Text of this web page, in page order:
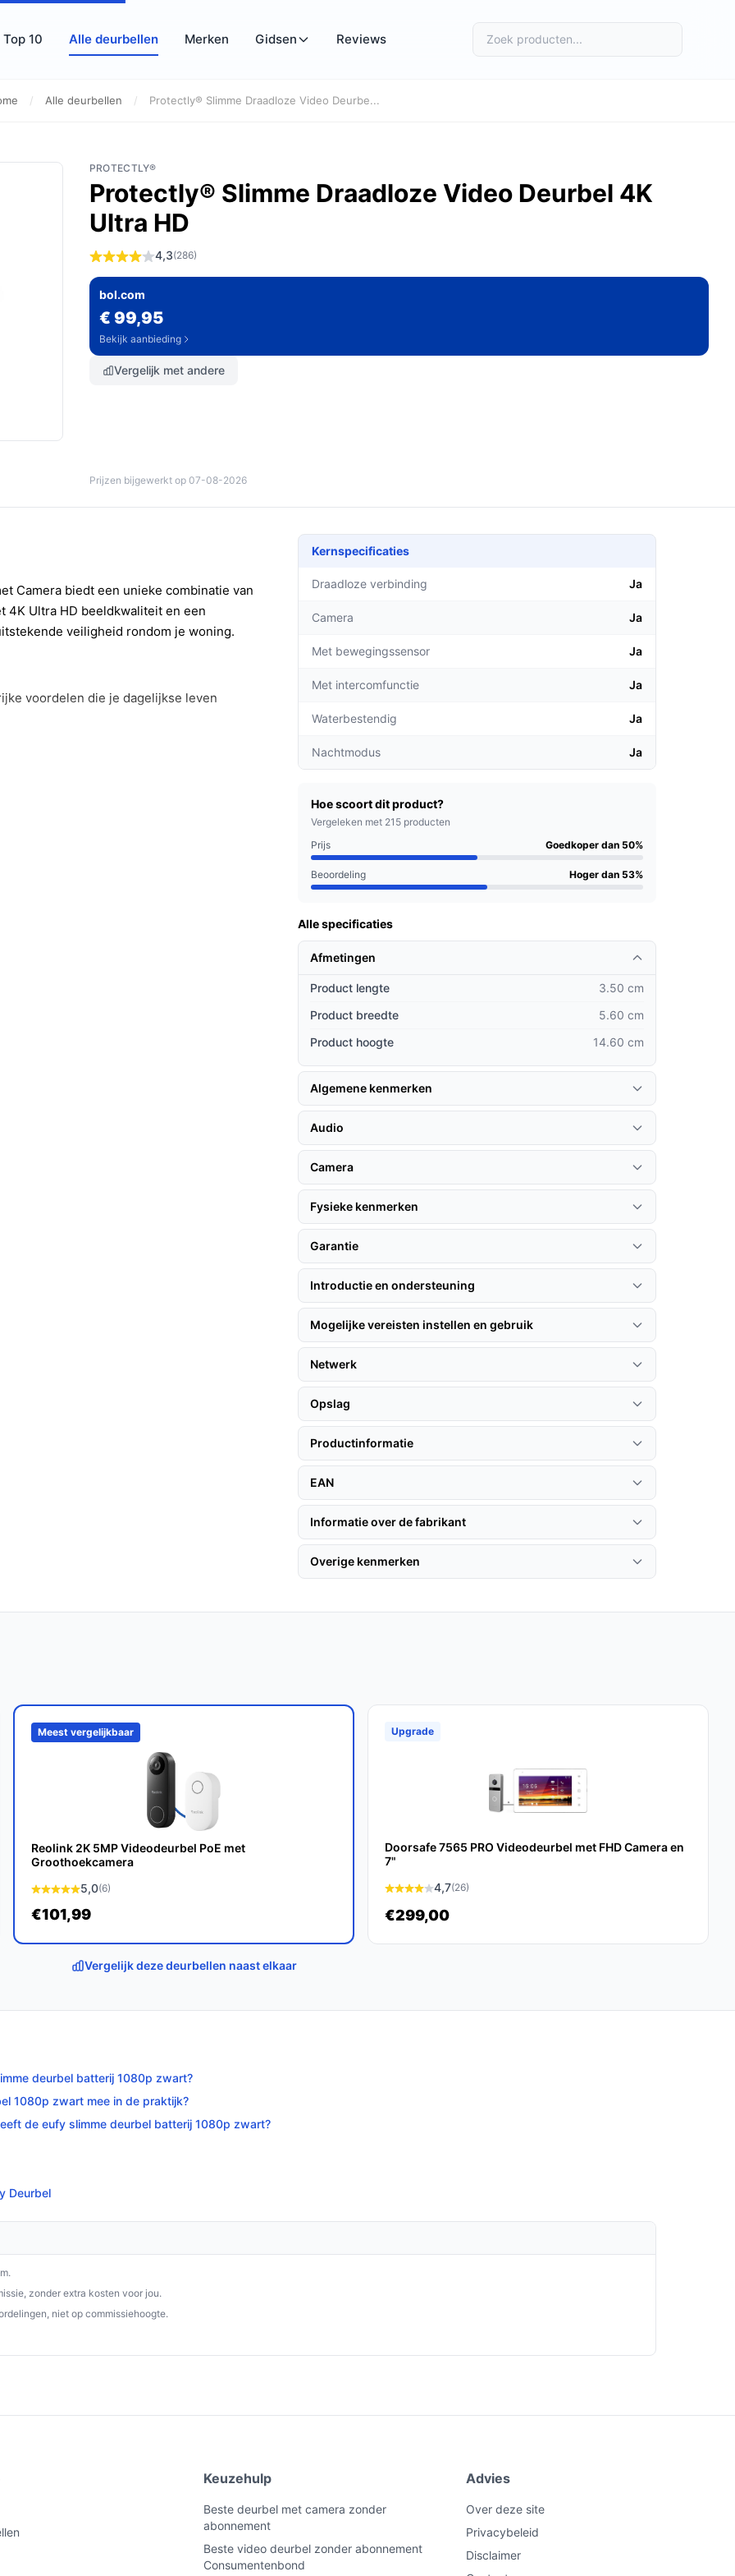
Top 10 Alle deurbellen Merken Gidsen Reviews
/ Alle deurbellen / Protectly® Slimme Draadloze Video Deurbe...
PROTECTLY®
Protectly® Slimme Draadloze Video Deurbel 4K
Ultra HD
4,3(286)
bol.com
€ 99,95
Bekijk aanbieding
Vergelijk met andere
Prijzen bijgewerkt op 07-08-2026
Camera biedt een unieke combinatie van
4K Ultra HD beeldkwaliteit en een
veiligheid rondom je woning.
voordelen die je dagelijkse leven
functionaliteit te waarborgen.
waardoor je het zonder
beeldkwaliteit, geen abonnementskosten
keuze maakt vergeleken met andere
beeldkwaliteit, maar ook handige
alle specificaties en vergelijk prijzen op
past bij jouw behoeften!
Kernspecificaties
Draadloze verbinding Ja
Camera Ja
Met bewegingssensor Ja
Met intercomfunctie Ja
Waterbestendig Ja
Nachtmodus Ja
Hoe scoort dit product?
Vergeleken met 215 producten
Prijs
Goedkoper dan 50%
Beoordeling Hoger dan 53%
Alle specificaties
Afmetingen
Product lengte
3.50 cm
Product breedte
5.60 cm
Product hoogte
14.60 cm
Algemene kenmerken
Audio
Camera
Fysieke kenmerken
Garantie
Introductie en ondersteuning
Mogelijke vereisten instellen en gebruik
Netwerk
Opslag
Productinformatie
EAN
Informatie over de fabrikant
Overige kenmerken
Meest vergelijkbaar
Reolink 2K 5MP Videodeurbel PoE met
Groothoekcamera
5,0(6)
€101,99
Upgrade
Doorsafe 7565 PRO Videodeurbel met FHD Camera en
7"
4,7(26)
€299,00
Vergelijk deze deurbellen naast elkaar
deurbel batterij 1080p zwart?
1080p zwart mee in de praktijk?
de eufy slimme deurbel batterij 1080p zwart?
Deurbel
zonder extra kosten voor jou.
niet op commissiehoogte.
Keuzehulp
Beste deurbel met camera zonder
abonnement
Beste video deurbel zonder abonnement
Consumentenbond
Advies
Over deze site
Privacybeleid
Disclaimer